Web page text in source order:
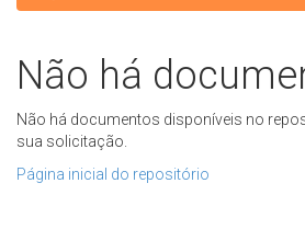
Não há
Não há documentos disponíveis no
sua solicitação.
Página inicial do repositório